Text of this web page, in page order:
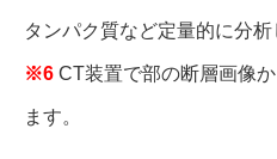
タンパク質など定量的に分析
※6 CT装置で部の断層画像
ます。